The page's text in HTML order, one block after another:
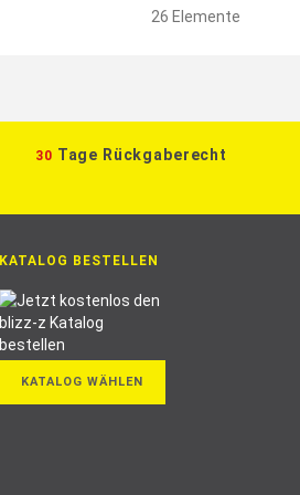
26 Elemente
30 Tage Rückgaberecht
KATALOG BESTELLEN
KATALOG WÄHLEN